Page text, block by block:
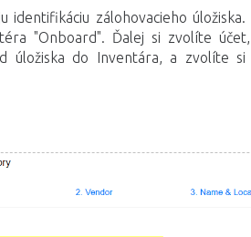
identifikáciu zálohovacieho
"Onboard". Ďalej si zvolíte
úložiska do Inventára, a zvolíte